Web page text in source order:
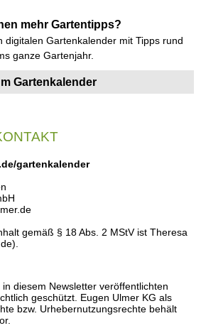
mehr Gartentipps?
digitalen Gartenkalender mit Tipps rund
ganze Gartenjahr.
Gartenkalender
gartenkalender
gemäß § 18 Abs. 2 MStV ist Theresa
diesem Newsletter veröffentlichten
geschützt. Eugen Ulmer KG als
bzw. Urhebernutzungsrechte behält